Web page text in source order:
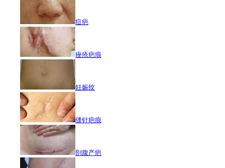
痘疤
痤疮疤痕
妊娠纹
缝针疤痕
剖腹产疤